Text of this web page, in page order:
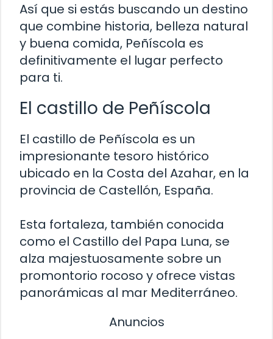
Así que si estás buscando un destino
que combine historia, belleza natural
y buena comida, Peñíscola es
definitivamente el lugar perfecto
para ti.
El castillo de Peñíscola
El castillo de Peñíscola es un
impresionante tesoro histórico
ubicado en la Costa del Azahar, en la
provincia de Castellón, España.
Esta fortaleza, también conocida
como el Castillo del Papa Luna, se
alza majestuosamente sobre un
promontorio rocoso y ofrece vistas
panorámicas al mar Mediterráneo.
Anuncios